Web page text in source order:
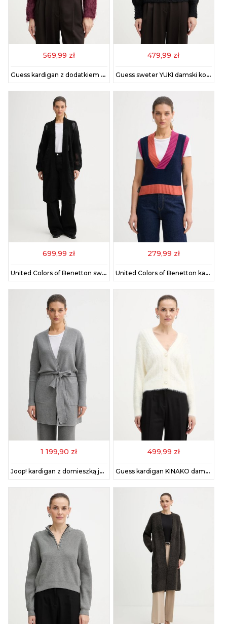
569,99 zł
Guess kardigan z dodatkiem alpaki TOMIKO damski kolor bordowy W5BR91 Z3JI2
479,99 zł
Guess sweter YUKI damski kolor czarny W5BR92 Z3BJ0
699,99 zł
United Colors of Benetton sweter z dodatkiem wełny damski kolor czarny 18L4EN00J
279,99 zł
United Colors of Benetton kamizelka z dodatkiem wełny damski kolor granatowy 16YCE403M
1 199,90 zł
Joop! kardigan z domieszką jedwabiu damski kolor szary 30048479
499,99 zł
Guess kardigan KINAKO damski kolor beżowy lekki W5BR0D Z3BH0